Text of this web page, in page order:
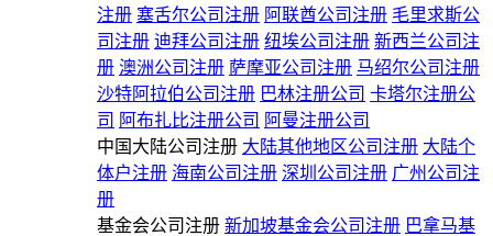
注册 塞舌尔公司注册 阿联酋公司注册 毛里求斯公
司注册 迪拜公司注册 纽埃公司注册 新西兰公司注
册 澳洲公司注册 萨摩亚公司注册 马绍尔公司注册
沙特阿拉伯公司注册 巴林注册公司 卡塔尔注册公
司 阿布扎比注册公司 阿曼注册公司
中国大陆公司注册 大陆其他地区公司注册 大陆个
体户注册 海南公司注册 深圳公司注册 广州公司注
册
基金会公司注册 新加坡基金会公司注册 巴拿马基